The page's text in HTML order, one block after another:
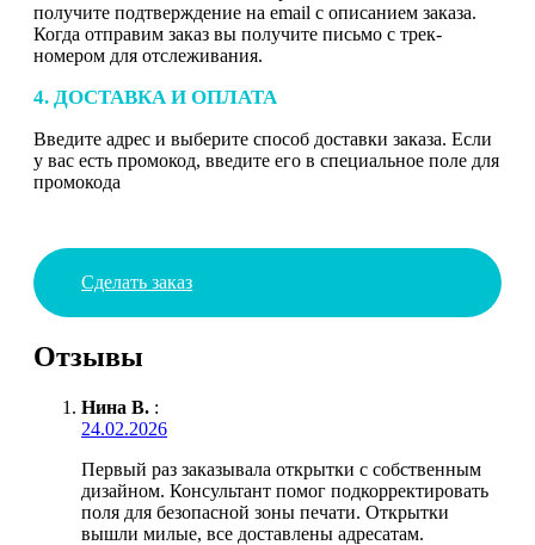
получите подтверждение на email с описанием заказа.
Когда отправим заказ вы получите письмо с трек-
номером для отслеживания.
4. ДОСТАВКА И ОПЛАТА
Введите адрес и выберите способ доставки заказа. Если
у вас есть промокод, введите его в специальное поле для
промокода
Сделать заказ
Отзывы
Нина В. :
24.02.2026
Первый раз заказывала открытки с собственным
дизайном. Консультант помог подкорректировать
поля для безопасной зоны печати. Открытки
вышли милые, все доставлены адресатам.